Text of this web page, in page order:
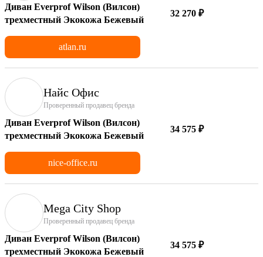
Диван Everprof Wilson (Вилсон)
трехместный Экокожа Бежевый
32 270 ₽
atlan.ru
Найс Офис
Проверенный продавец бренда
Диван Everprof Wilson (Вилсон)
трехместный Экокожа Бежевый
34 575 ₽
nice-office.ru
Mega City Shop
Проверенный продавец бренда
Диван Everprof Wilson (Вилсон)
трехместный Экокожа Бежевый
34 575 ₽